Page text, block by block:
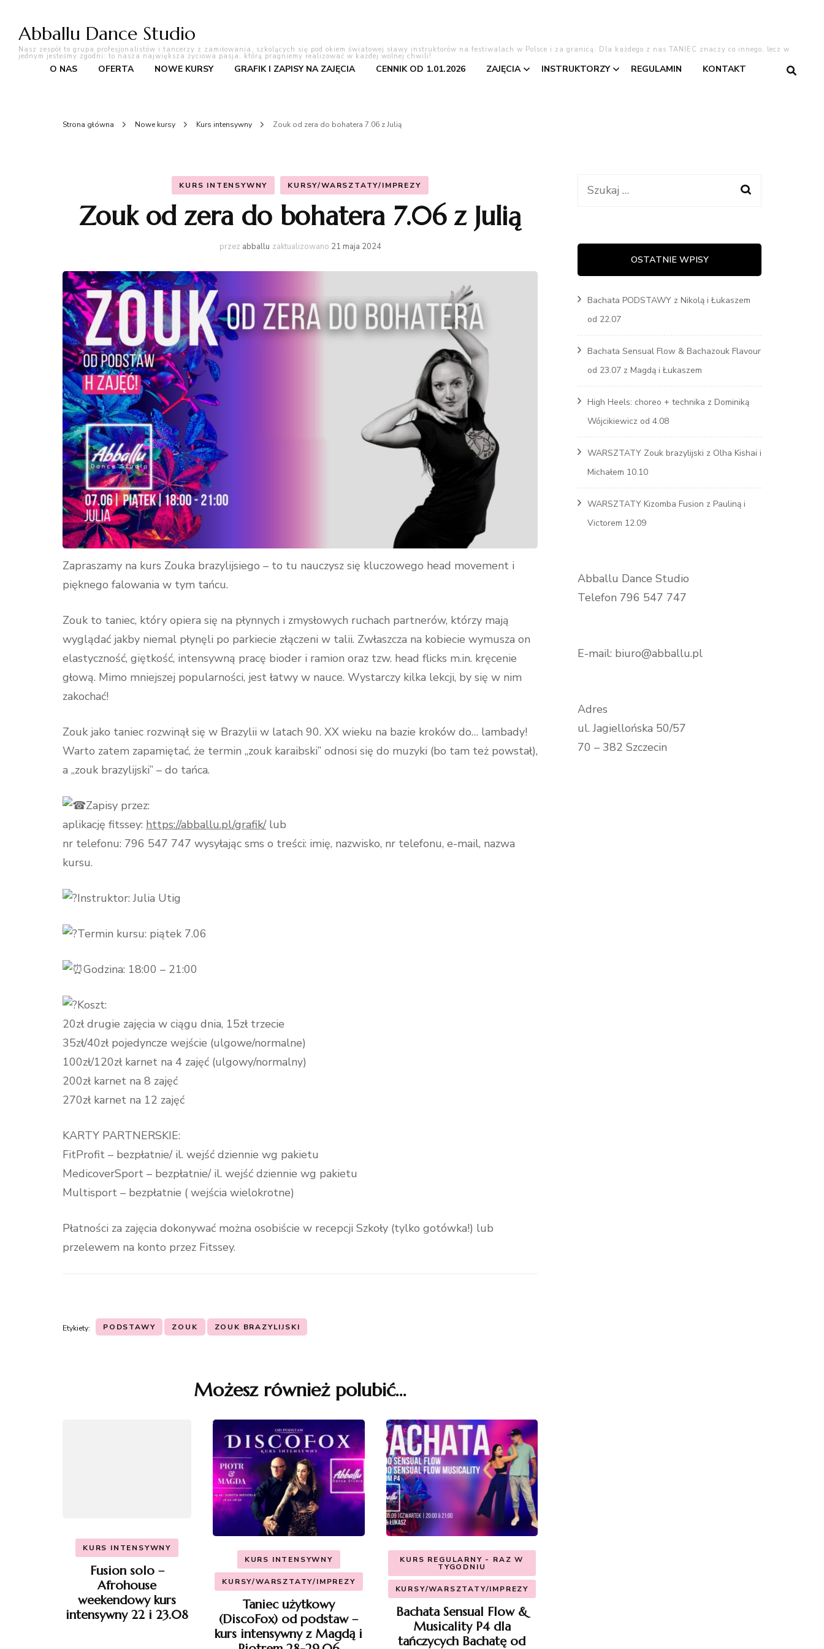
Abballu Dance Studio
Nasz zespół to grupa profesjonalistów i tancerzy z zamiłowania, szkolących się pod okiem światowej sławy instruktorów na festiwalach w Polsce i za granicą. Dla każdego z nas TANIEC znaczy co innego, lecz w
jednym jesteśmy zgodni: to nasza największa życiowa pasja, którą pragniemy realizować w każdej wolnej chwili!
O NAS OFERTA NOWE KURSY GRAFIK I ZAPISY NA ZAJĘCIA CENNIK OD 1.01.2026 ZAJĘCIA
Pierwszy taniec
Taniec towarzyski
INSTRUKTORZY
Lajla
Oliwia
Marcin
REGULAMIN KONTAKT
Strona główna Nowe kursy Kurs intensywny Zouk od zera do bohatera 7.06 z Julią
KURS INTENSYWNY KURSY/WARSZTATY/IMPREZY
Zouk od zera do bohatera 7.06 z Julią
przez abballu zaktualizowano 21 maja 2024
Zapraszamy na kurs Zouka brazylijsiego – to tu nauczysz się kluczowego head movement i
pięknego falowania w tym tańcu.
Zouk to taniec, który opiera się na płynnych i zmysłowych ruchach partnerów, którzy mają
wyglądać jakby niemal płynęli po parkiecie złączeni w talii. Zwłaszcza na kobiecie wymusza on
elastyczność, giętkość, intensywną pracę bioder i ramion oraz tzw. head flicks m.in. kręcenie
głową. Mimo mniejszej popularności, jest łatwy w nauce. Wystarczy kilka lekcji, by się w nim
zakochać!
Zouk jako taniec rozwinął się w Brazylii w latach 90. XX wieku na bazie kroków do… lambady!
Warto zatem zapamiętać, że termin „zouk karaibski” odnosi się do muzyki (bo tam też powstał),
a „zouk brazylijski” – do tańca.
Zapisy przez:
aplikację fitssey: https://abballu.pl/grafik/lub
nr telefonu: 796 547 747 wysyłając sms o treści: imię, nazwisko, nr telefonu, e-mail, nazwa
kursu.
Instruktor: Julia Utig
Termin kursu: piątek 7.06
Godzina: 18:00 – 21:00
Koszt:
20zł drugie zajęcia w ciągu dnia, 15zł trzecie
35zł/40zł pojedyncze wejście (ulgowe/normalne)
100zł/120zł karnet na 4 zajęć (ulgowy/normalny)
200zł karnet na 8 zajęć
270zł karnet na 12 zajęć
KARTY PARTNERSKIE:
FitProfit – bezpłatnie/ il. wejść dziennie wg pakietu
MedicoverSport – bezpłatnie/ il. wejść dziennie wg pakietu
Multisport – bezpłatnie ( wejścia wielokrotne)
Płatności za zajęcia dokonywać można osobiście w recepcji Szkoły (tylko gotówka!) lub
przelewem na konto przez Fitssey.
Etykiety: PODSTAWY ZOUK ZOUK BRAZYLIJSKI
Możesz również polubić…
KURS INTENSYWNY
Fusion solo –
Afrohouse
weekendowy kurs
intensywny 22 i 23.08
KURS INTENSYWNY
KURSY/WARSZTATY/IMPREZY
Taniec użytkowy
(DiscoFox) od podstaw –
kurs intensywny z Magdą i
KURS REGULARNY - RAZ W
TYGODNIU
KURSY/WARSZTATY/IMPREZY
Bachata Sensual Flow &
Musicality P4 dla
tańczycych Bachatę od
Szukaj:
OSTATNIE WPISY
Bachata PODSTAWY z Nikolą i Łukaszem
od 22.07
Bachata Sensual Flow & Bachazouk Flavour
od 23.07 z Magdą i Łukaszem
High Heels: choreo + technika z Dominiką
Wójcikiewicz od 4.08
WARSZTATY Zouk brazylijski z Olha Kishai i
Michałem 10.10
WARSZTATY Kizomba Fusion z Pauliną i
Victorem 12.09
Abballu Dance Studio
Telefon 796 547 747
E-mail: biuro@abballu.pl
Adres
ul. Jagiellońska 50/57
70 – 382 Szczecin